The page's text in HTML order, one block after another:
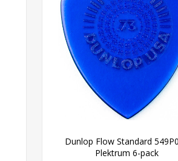
Dunlop Flow Standard
Plektrum 6-pack